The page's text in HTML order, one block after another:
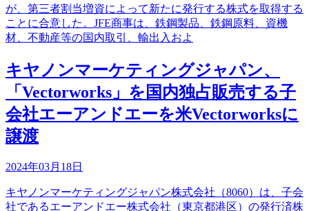
が、第三者割当増資によって新たに発行する株式を取得する
ことに合意した。JFE商事は、鉄鋼製品、鉄鋼原料、資機
材、不動産等の国内取引、輸出入およ
キヤノンマーケティングジャパン、
「Vectorworks」を国内独占販売する子
会社エーアンドエーを米Vectorworksに
譲渡
2024年03月18日
キヤノンマーケティングジャパン株式会社（8060）は、子会
社であるエーアンドエー株式会社（東京都港区）の発行済株